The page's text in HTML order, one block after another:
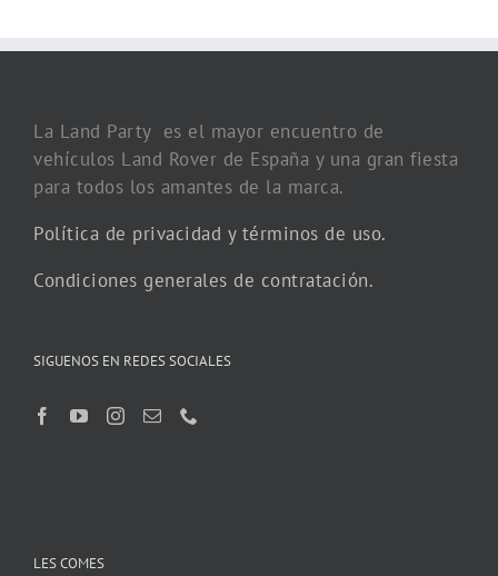
La Land Party es el mayor encuentro de
vehículos Land Rover de España y una gran fiesta
para todos los amantes de la marca.
Política de privacidad y términos de uso.
Condiciones generales de contratación.
SIGUENOS EN REDES SOCIALES
LES COMES